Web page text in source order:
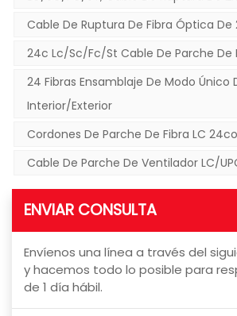
Cable De Ruptura De Fibra Óptica De
24c Lc/sc/fc/st Cable De Parche De
24 Fibras Ensamblaje De Modo Único
Interior/exterior
Cordones De Parche De Fibra LC
Cable De Parche De Ventilador LC/
ENVIAR CONSULTA
Envíenos una línea a través del
y hacemos todo lo posible para
de 1 día hábil.